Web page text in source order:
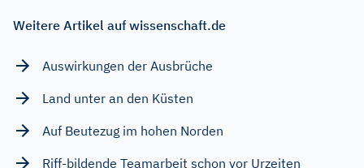
Weitere Artikel auf wissenschaft.de
Auswirkungen der Ausbrüche
Land unter an den Küsten
Auf Beutezug im hohen Norden
Riff-bildende Teamarbeit schon vor Urzeiten